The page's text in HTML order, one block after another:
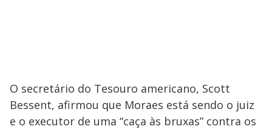
O secretário do Tesouro americano, Scott
Bessent, afirmou que Moraes está sendo o juiz
e o executor de uma “caça às bruxas” contra os